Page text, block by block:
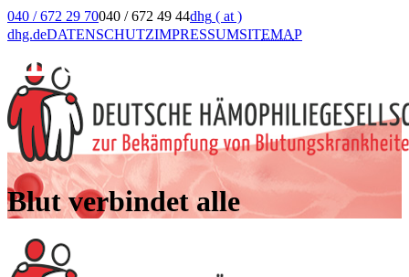
040 / 672 29 70040 / 672 49 44dhg ( at )
dhg.deDATENSCHUTZIMPRESSUMSITEMAP
Blut verbindet alle